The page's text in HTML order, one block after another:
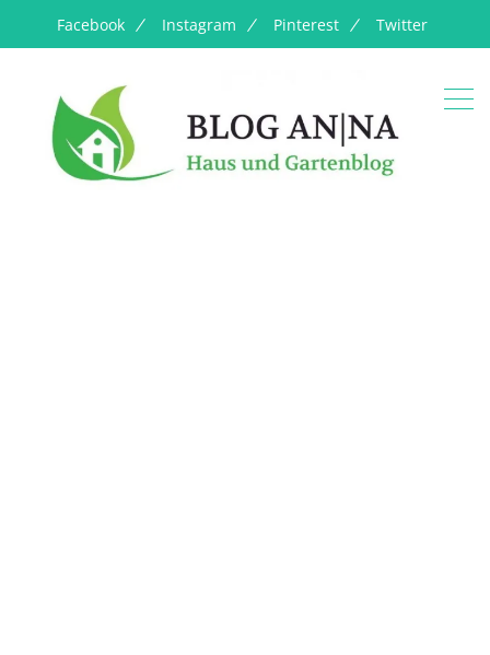
Facebook Instagram Pinterest Twitter